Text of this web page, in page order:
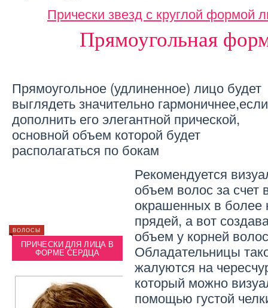
Прически звезд с круглой формой
Прямоугольная
Прямоугольное (удлиненное) лицо будет
выглядеть значительно гармоничнее,если
дополнить его элегантной прической,
основной объем которой будет
располагаться по бокам
ВОЛОСЫ
ПРИЧЕСКИ ДЛЯ ЛИЦА В
ФОРМЕ СЕРДЦА
КРАСОТА
КАК ОПРЕДЕЛИТЬ ТИП
ЛИЦА ПО ЕГО ФОРМЕ
ВОЛОСЫ
Рекомендуется
объем волос за счет
окрашенных в
прядей, а вот
объем у корней
Обладательницы
жалуются на
который можно
помощью густой